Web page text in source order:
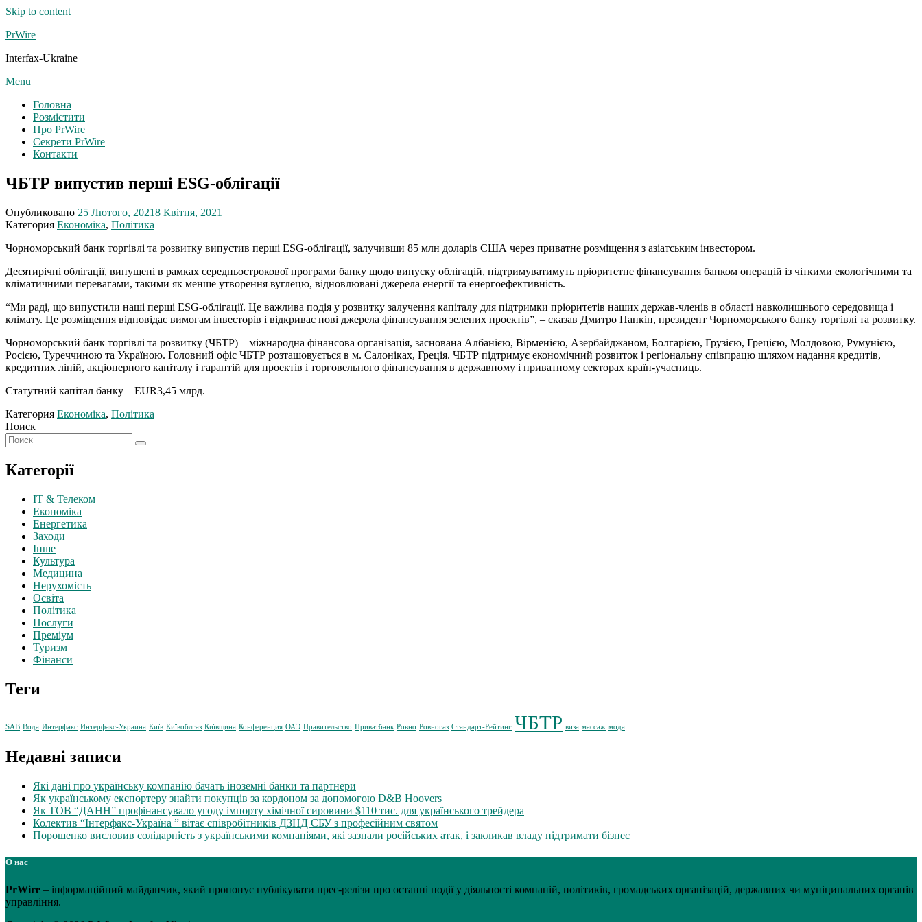
Skip to content
PrWire
Interfax-Ukraine
Menu
Головна
Розмістити
Про PrWire
Секрети PrWire
Контакти
ЧБТР випустив перші ESG-облігації
Опубликовано 25 Лютого, 20218 Квітня, 2021
Категория Економіка, Політика
Чорноморський банк торгівлі та розвитку випустив перші ESG-облігації, залучивши 85 млн доларів США через приватне розміщення з азіатським інвестором.
Десятирічні облігації, випущені в рамках середньострокової програми банку щодо випуску облігацій, підтримуватимуть пріоритетне фінансування банком операцій із чіткими екологічними та
кліматичними перевагами, такими як менше утворення вуглецю, відновлювані джерела енергії та енергоефективність.
“Ми раді, що випустили наші перші ESG-облігації. Це важлива подія у розвитку залучення капіталу для підтримки пріоритетів наших держав-членів в області навколишнього середовища і
клімату. Це розміщення відповідає вимогам інвесторів і відкриває нові джерела фінансування зелених проектів”, – сказав Дмитро Панкін, президент Чорноморського банку торгівлі та розвитку.
Чорноморський банк торгівлі та розвитку (ЧБТР) – міжнародна фінансова організація, заснована Албанією, Вірменією, Азербайджаном, Болгарією, Грузією, Грецією, Молдовою, Румунією,
Росією, Туреччиною та Україною. Головний офіс ЧБТР розташовується в м. Салоніках, Греція. ЧБТР підтримує економічний розвиток і регіональну співпрацю шляхом надання кредитів,
кредитних ліній, акціонерного капіталу і гарантій для проектів і торговельного фінансування в державному і приватному секторах країн-учасниць.
Статутний капітал банку – EUR3,45 млрд.
Категория Економіка, Політика
Поиск
Категорії
IT & Телеком
Економіка
Енергетика
Заходи
Інше
Культура
Медицина
Нерухомість
Освіта
Політика
Послуги
Преміум
Туризм
Фінанси
Теги
SAB Вода Интерфакс Интерфакс-Украина Київ Київоблгаз Київщина Конференция ОАЭ Правительство Приватбанк Ровно Ровногаз Стандарт-Рейтинг ЧБТР виза массаж мода
Недавні записи
Які дані про українську компанію бачать іноземні банки та партнери
Як українському експортеру знайти покупців за кордоном за допомогою D&B Hoovers
Як ТОВ “ДАНН” профінансувало угоду імпорту хімічної сировини $110 тис. для українського трейдера
Колектив “Інтерфакс-Україна ” вітає співробітників ДЗНД СБУ з професійним святом
Порошенко висловив солідарність з українськими компаніями, які зазнали російських атак, і закликав владу підтримати бізнес
О нас
PrWire – інформаційний майданчик, який пропонує публікувати прес-релізи про останні події у діяльності компаній, політиків, громадських організацій, державних чи муніципальних органів
управління.